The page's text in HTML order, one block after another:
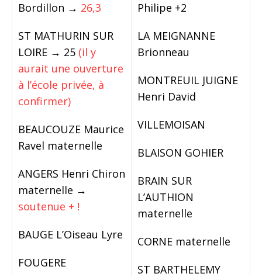
Bordillon → 26,3
ST MATHURIN SUR
LOIRE → 25 (il y
aurait une ouverture
à l’école privée, à
confirmer)
BEAUCOUZE Maurice
Ravel maternelle
ANGERS Henri Chiron
maternelle →
soutenue + !
BAUGE L’Oiseau Lyre
FOUGERE
Philipe +2
LA MEIGNANNE
Brionneau
MONTREUIL JUIGNE
Henri David
VILLEMOISAN
BLAISON GOHIER
BRAIN SUR
L’AUTHION
maternelle
CORNE maternelle
ST BARTHELEMY